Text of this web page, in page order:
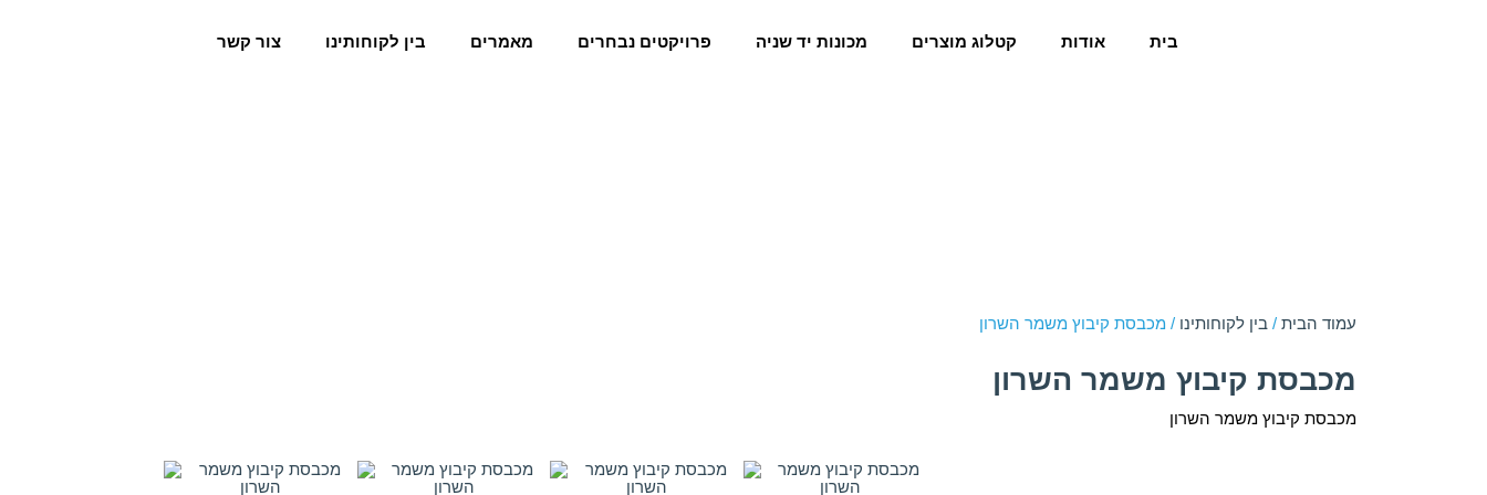
בית אודות קטלוג מוצרים מכונות יד שניה פרויקטים נבחרים מאמרים בין לקוחותינו צור קשר
עמוד הבית / בין לקוחותינו / מכבסת קיבוץ משמר השרון
מכבסת קיבוץ משמר השרון
מכבסת קיבוץ משמר השרון